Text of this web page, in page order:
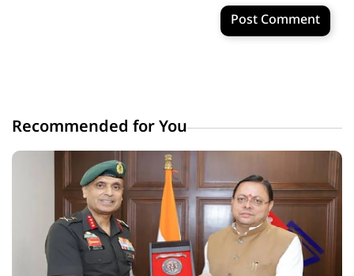
Post Comment
Recommended for You